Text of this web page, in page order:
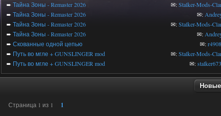
➨ Тайна Зоны - Remaster 2026 ✉:Stalker-Mods-
➨ Тайна Зоны - Remaster 2026 ✉:
➨ Тайна Зоны - Remaster 2026 ✉:Stalker-Mods-
➨ Тайна Зоны - Remaster 2026 ✉:
➨ Скованные одной цепью ✉:
➨ Путь во мгле + GUNSLINGER mod ✉:Stalker-Mods-
➨ Путь во мгле + GUNSLINGER mod ✉:
Страница 1 из 1 1